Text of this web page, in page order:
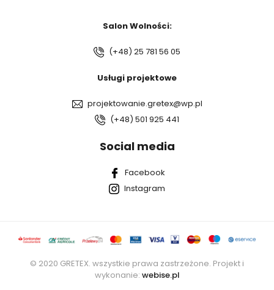
Salon Wolności:
(+48) 25 781 56 05
Usługi projektowe
projektowanie.gretex@wp.pl
(+48) 501 925 441
Social media
Facebook
Instagram
© 2020 GRETEX. wszystkie prawa zastrzeżone. Projekt i
wykonanie: webise.pl